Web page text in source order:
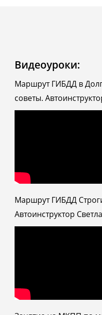
Видеоуроки:
Маршрут ГИБДД в
советы.
Маршрут ГИБДД
Автоинструктор